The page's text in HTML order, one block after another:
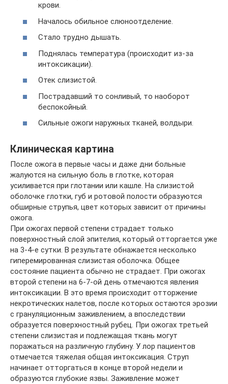
крови.
Началось обильное слюноотделение.
Стало трудно дышать.
Поднялась температура (происходит из-за
интоксикации).
Отек слизистой.
Пострадавший то сонливый, то наоборот
беспокойный.
Сильные ожоги наружных тканей, волдыри.
Клиническая картина
После ожога в первые часы и даже дни больные
жалуются на сильную боль в глотке, которая
усиливается при глотании или кашле. На слизистой
оболочке глотки, губ и ротовой полости образуются
обширные струпья, цвет которых зависит от причины
ожога.
При ожогах первой степени страдает только
поверхностный слой эпителия, который отторгается уже
на 3-4-е сутки. В результате обнажается несколько
гиперемированная слизистая оболочка. Общее
состояние пациента обычно не страдает. При ожогах
второй степени на 6-7-ой день отмечаются явления
интоксикации. В это время происходит отторжение
некротических налетов, после которых остаются эрозии
с грануляционным заживлением, а впоследствии
образуется поверхностный рубец. При ожогах третьей
степени слизистая и подлежащая ткань могут
поражаться на различную глубину. У лор пациентов
отмечается тяжелая общая интоксикация. Струп
начинает отторгаться в конце второй недели и
образуются глубокие язвы. Заживление может